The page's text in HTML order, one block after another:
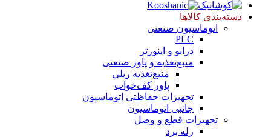
دسته‌بندی کالاها
اتوماسیون صنعتی
PLC
درایو و اینورتر
منبع‌تغذیه و پاور صنعتی
منبع‌تغذیه ریلی
پاور کف‌خواب
تجهیزات حفاظتی اتوماسیون
جانبی اتوماسیون
تجهیزات قطع و وصل
رله برد